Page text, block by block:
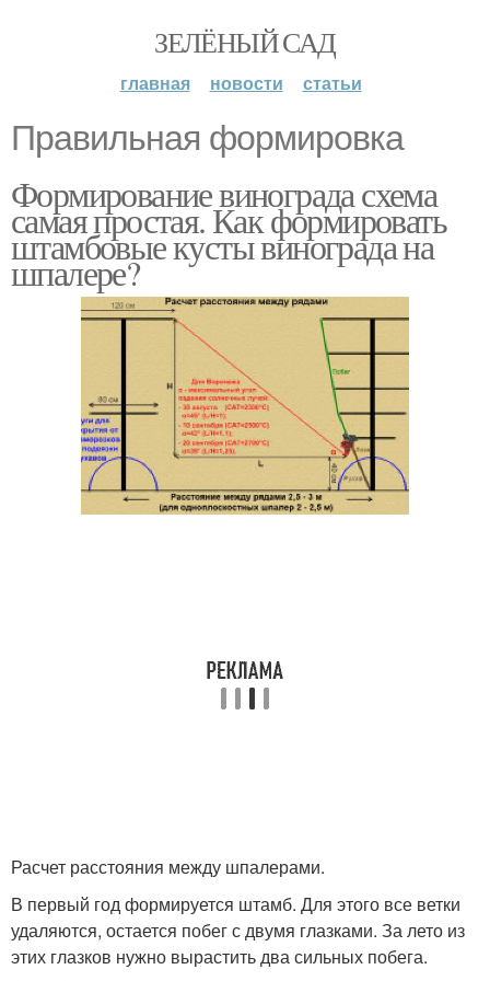
ЗЕЛЁНЫЙ САД
главная новости статьи
Правильная формировка
Формирование винограда схема
самая простая. Как формировать
штамбовые кусты винограда на
шпалере?
Расчет расстояния между шпалерами.
В первый год формируется штамб. Для этого все ветки
удаляются, остается побег с двумя глазками. За лето из
этих глазков нужно вырастить два сильных побега.